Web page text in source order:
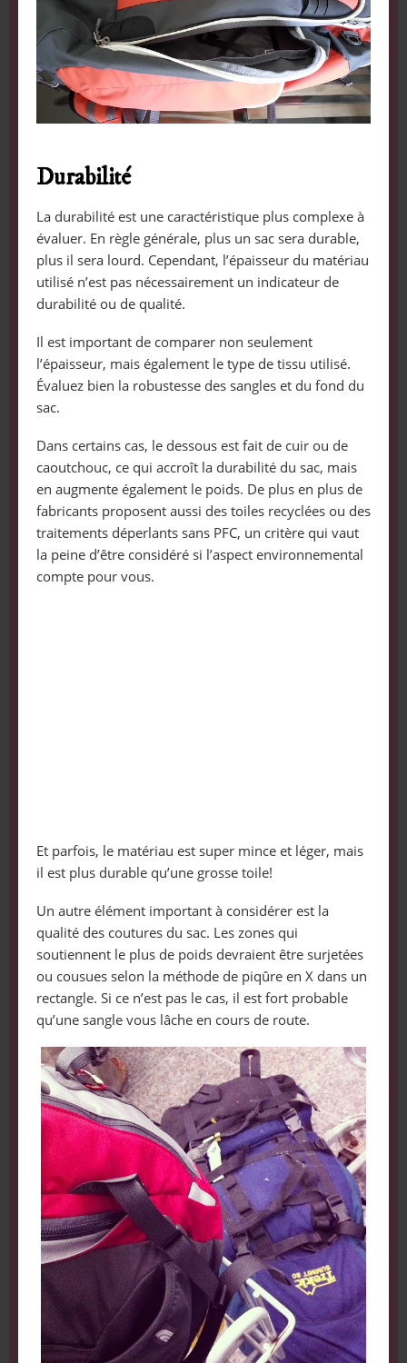
Durabilité
La durabilité est une caractéristique plus complexe à
évaluer. En règle générale, plus un sac sera durable,
plus il sera lourd. Cependant, l’épaisseur du matériau
utilisé n’est pas nécessairement un indicateur de
durabilité ou de qualité.
Il est important de comparer non seulement
l’épaisseur, mais également le type de tissu utilisé.
Évaluez bien la robustesse des sangles et du fond du
sac.
Dans certains cas, le dessous est fait de cuir ou de
caoutchouc, ce qui accroît la durabilité du sac, mais
en augmente également le poids. De plus en plus de
fabricants proposent aussi des toiles recyclées ou des
traitements déperlants sans PFC, un critère qui vaut
la peine d’être considéré si l’aspect environnemental
compte pour vous.
Et parfois, le matériau est super mince et léger, mais
il est plus durable qu’une grosse toile!
Un autre élément important à considérer est la
qualité des coutures du sac. Les zones qui
soutiennent le plus de poids devraient être surjetées
ou cousues selon la méthode de piqûre en X dans un
rectangle. Si ce n’est pas le cas, il est fort probable
qu’une sangle vous lâche en cours de route.